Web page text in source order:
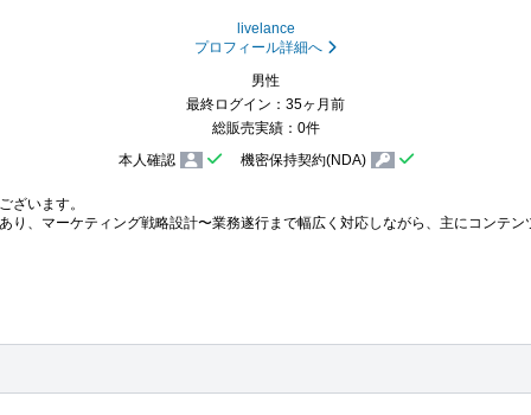
livelance
プロフィール詳細へ
男性
最終ログイン：35ヶ月前
総販売実績：0件
本人確認
機密保持契約(NDA)
ざいます。
り、マーケティング戦略設計〜業務遂行まで幅広く対応しながら、主にコンテ